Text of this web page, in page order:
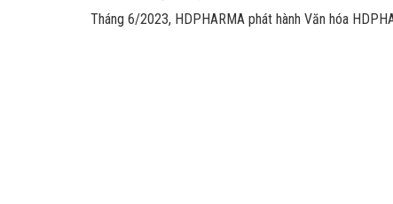
Tháng 6/2023, HDPHARMA phát hành Văn hóa